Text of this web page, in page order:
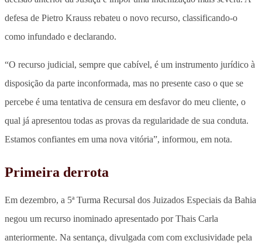
defesa de Pietro Krauss rebateu o novo recurso, classificando-o
como infundado e declarando.
“O recurso judicial, sempre que cabível, é um instrumento jurídico à
disposição da parte inconformada, mas no presente caso o que se
percebe é uma tentativa de censura em desfavor do meu cliente, o
qual já apresentou todas as provas da regularidade de sua conduta.
Estamos confiantes em uma nova vitória”, informou, em nota.
Primeira derrota
Em dezembro, a 5ª Turma Recursal dos Juizados Especiais da Bahia
negou um recurso inominado apresentado por Thais Carla
anteriormente. Na sentança, divulgada com com exclusividade pela